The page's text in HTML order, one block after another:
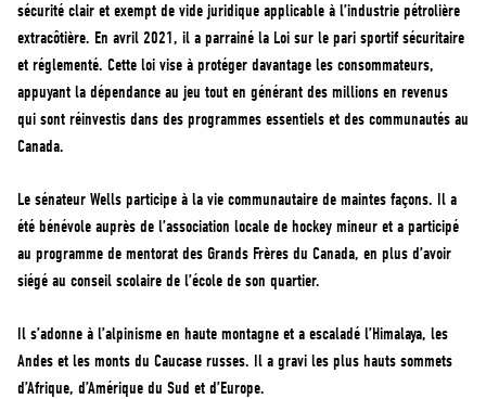
sécurité clair et exempt de vide juridique applicable à l’industrie pétrolière
extracôtière. En avril 2021, il a parrainé la Loi sur le pari sportif sécuritaire
et réglementé. Cette loi vise à protéger davantage les consommateurs,
appuyant la dépendance au jeu tout en générant des millions en revenus
qui sont réinvestis dans des programmes essentiels et des communautés au
Canada.
Le sénateur Wells participe à la vie communautaire de maintes façons. Il a
été bénévole auprès de l’association locale de hockey mineur et a participé
au programme de mentorat des Grands Frères du Canada, en plus d’avoir
siégé au conseil scolaire de l’école de son quartier.
Il s’adonne à l’alpinisme en haute montagne et a escaladé l’Himalaya, les
Andes et les monts du Caucase russes. Il a gravi les plus hauts sommets
d’Afrique, d’Amérique du Sud et d’Europe.